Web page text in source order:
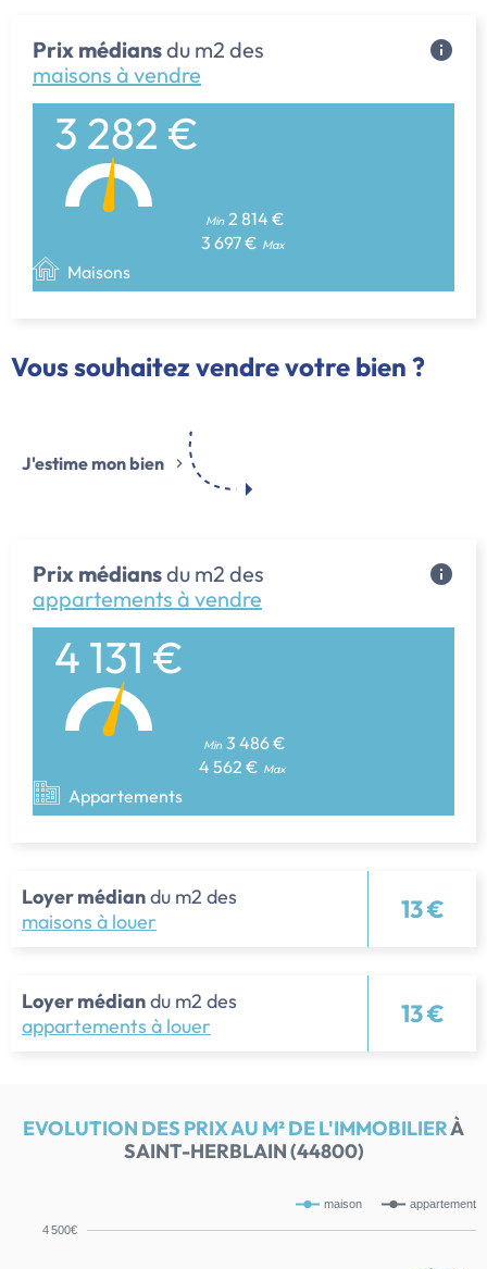
Prix médiansdu m2 des
maisons à vendre
3 282 €
Min 2 814 €
3 697 € Max
Maisons
Vous souhaitez vendre votre bien ?
J'estime mon bien
Prix médiansdu m2 des
appartements à vendre
4 131 €
Min 3 486 €
4 562 € Max
Appartements
Loyer médiandu m2 des
maisons à louer
13 €
Loyer médiandu m2 des
appartements à louer
13 €
EVOLUTION DES PRIX AU M² DE L'IMMOBILIERÀ
SAINT-HERBLAIN (44800)
maison appartement
4 500€